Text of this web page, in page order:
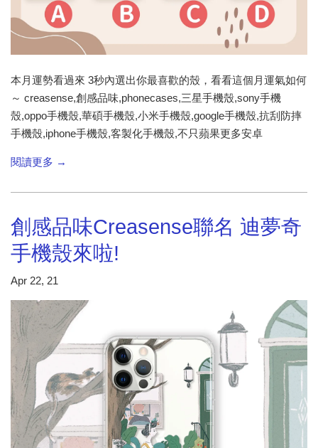
本月運勢看過來 3秒內選出你最喜歡的殼，看看這個月運氣如何
～ creasense,創感品味,phonecases,三星手機殼,sony手機
殼,oppo手機殼,華碩手機殼,小米手機殼,google手機殼,抗刮防摔
手機殼,iphone手機殼,客製化手機殼,不只蘋果更多安卓
閱讀更多 →
創感品味Creasense聯名 迪夢奇
手機殼來啦!
Apr 22, 21